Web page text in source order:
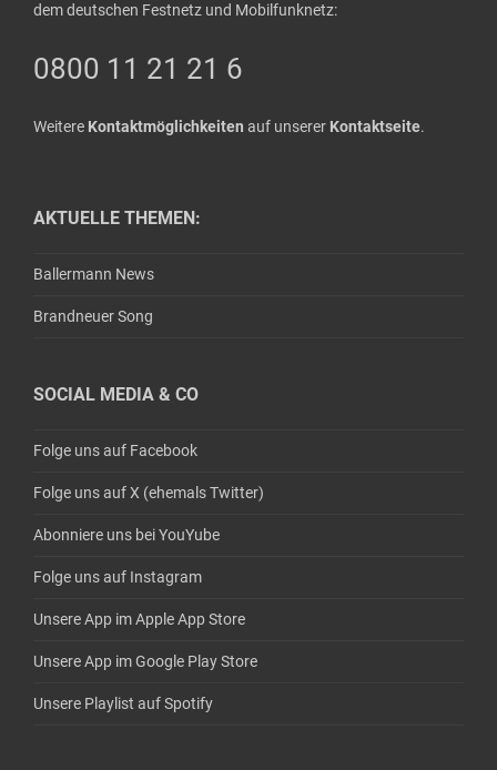
dem deutschen Festnetz und Mobilfunknetz:
0800 11 21 21 6
Weitere Kontaktmöglichkeiten auf unserer Kontaktseite.
AKTUELLE THEMEN:
Ballermann News
Brandneuer Song
SOCIAL MEDIA & CO
Folge uns auf Facebook
Folge uns auf X (ehemals Twitter)
Abonniere uns bei YouYube
Folge uns auf Instagram
Unsere App im Apple App Store
Unsere App im Google Play Store
Unsere Playlist auf Spotify